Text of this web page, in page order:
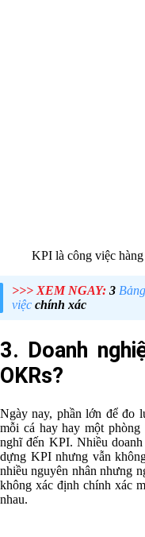
KPI là công việc
>>> XEM NGAY: 3
việc chính xác
3. Doanh
OKRs?
Ngày nay, phần lớn để đo
mỗi cá hay hay một
nghĩ đến KPI. Nhiều
dựng KPI nhưng vẫn
nhiều nguyên nhân nhưng
không xác định chính xác
nhau.